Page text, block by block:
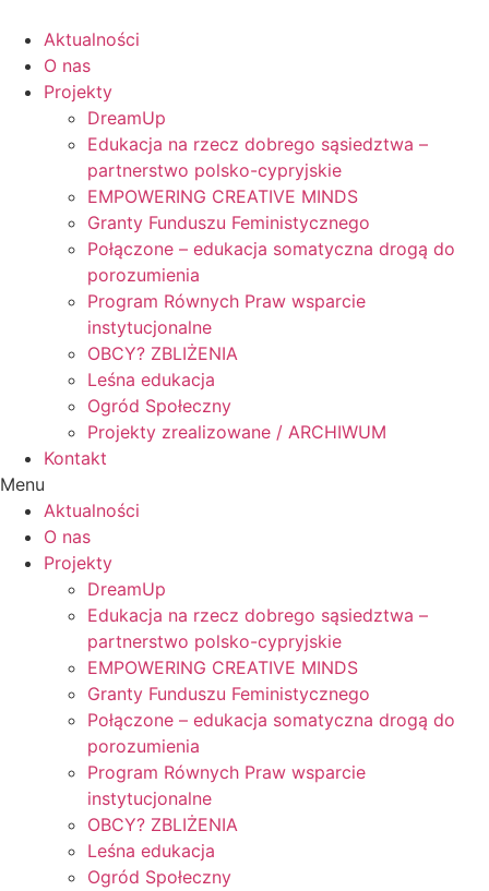
content
Aktualności
O nas
Projekty
DreamUp
Edukacja na rzecz dobrego sąsiedztwa –
partnerstwo polsko-cypryjskie
EMPOWERING CREATIVE MINDS
Granty Funduszu Feministycznego
Połączone – edukacja somatyczna drogą do
porozumienia
Program Równych Praw wsparcie
instytucjonalne
OBCY? ZBLIŻENIA
Leśna edukacja
Ogród Społeczny
Projekty zrealizowane / ARCHIWUM
Kontakt
Menu
Aktualności
O nas
Projekty
DreamUp
Edukacja na rzecz dobrego sąsiedztwa –
partnerstwo polsko-cypryjskie
EMPOWERING CREATIVE MINDS
Granty Funduszu Feministycznego
Połączone – edukacja somatyczna drogą do
porozumienia
Program Równych Praw wsparcie
instytucjonalne
OBCY? ZBLIŻENIA
Leśna edukacja
Ogród Społeczny